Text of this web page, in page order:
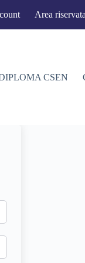
Area riservata
CSEN